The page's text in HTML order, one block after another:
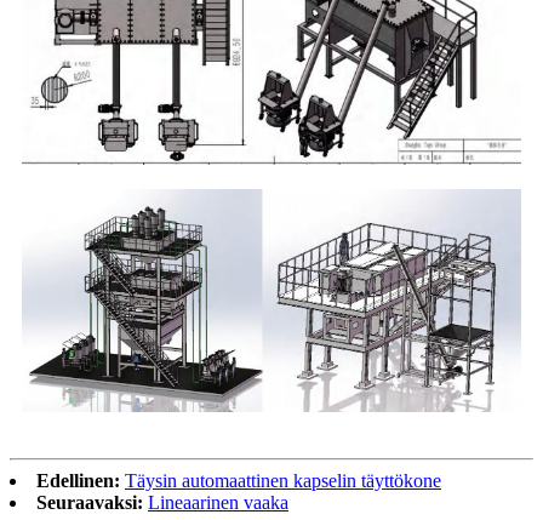
Edellinen: Täysin automaattinen kapselin täyttökone
Seuraavaksi: Lineaarinen vaaka